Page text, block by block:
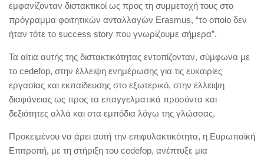
εμφανίζονταν διστακτικοί ως προς τη συμμετοχή τους στο
πρόγραμμα φοιτητικών ανταλλαγών Erasmus, “το οποίο δεν
ήταν τότε το success story που γνωρίζουμε σήμερα”.
Τα αίτια αυτής της διστακτικότητας εντοπίζονταν, σύμφωνα με
το cedefop, στην έλλειψη ενημέρωσης για τις ευκαιρίες
εργασίας και εκπαίδευσης στο εξωτερικό, στην έλλειψη
διαφάνειας ως προς τα επαγγελματικά προσόντα και
δεξιότητες αλλά και στα εμπόδια λόγω της γλώσσας.
Προκειμένου να άρει αυτή την επιφυλακτικότητα, η Ευρωπαϊκή
Επιτροπή, με τη στήριξη του cedefop, ανέπτυξε μια